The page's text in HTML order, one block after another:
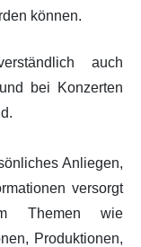
können.
auch
bei Konzerten
Anliegen,
versorgt
Themen wie
Produktionen,